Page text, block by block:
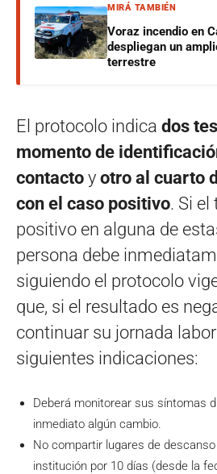
MIRÁ TAMBIÉN
Voraz incendio en
despliegan un
terrestre
El protocolo indica dos
momento de
contacto y otro al cuarto
con el caso positivo. Si el
positivo en alguna de
persona debe
siguiendo el protocolo
que, si el resultado es
continuar su jornada
siguientes indicaciones:
Deberá monitorear sus síntomas
inmediato algún cambio.
No compartir lugares de
institución por 10 días (desde la